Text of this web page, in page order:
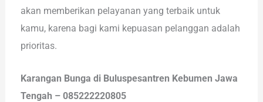
akan memberikan pelayanan yang terbaik untuk
kamu, karena bagi kami kepuasan pelanggan adalah
prioritas.
Karangan Bunga di Buluspesantren Kebumen Jawa
Tengah – 085222220805